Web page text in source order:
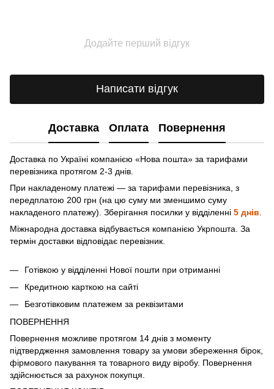
Додайте перший відгук
Написати відгук
Доставка Оплата Повернення
Доставка по Україні компанією «Нова пошта» зa тарифами
перевізника протягом 2-3 днів.
При накладеному платежі — за тарифами перевізника, з
передплатою 200 грн (на цю суму ми зменшимо суму
накладеного платежу). Зберігання посилки у відділенні 5 днів
Міжнародна доставка відбувається компанією Укрпошта. За
термін доставки відповідає перевізник.
Готівкою у відділенні Нової пошти при отриманні
Кредитною карткою на сайті
Безготівковим платежем за реквізитами
ПОВЕРНЕННЯ
Повернення можливе протягом 14 днів з моменту
підтвердження замовлення товару за умови збереження бірок,
фірмового пакування та товарного виду віробу. Повернення
здійснюється за рахунок покупця.